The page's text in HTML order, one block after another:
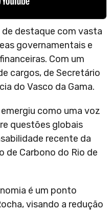
de destaque com vasta
governamentais e
Com um
cargos, de Secretário
do Vasco da Gama.
como uma voz
questões globais
recente da
de Carbono do Rio de
é um ponto
visando a redução